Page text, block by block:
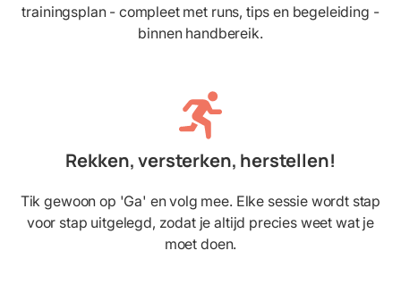
trainingsplan - compleet met runs, tips en begeleiding -
binnen handbereik.
Rekken, versterken, herstellen!
Tik gewoon op 'Ga' en volg mee. Elke sessie wordt stap
voor stap uitgelegd, zodat je altijd precies weet wat je
moet doen.